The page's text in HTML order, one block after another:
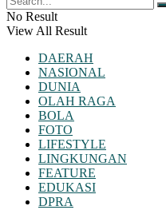
No Result
View All Result
DAERAH
NASIONAL
DUNIA
OLAH RAGA
BOLA
FOTO
LIFESTYLE
LINGKUNGAN
FEATURE
EDUKASI
DPRA